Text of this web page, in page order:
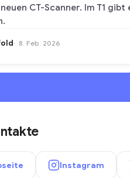
CT-Scanner. Im T1
8. Feb. 2026
Instagram